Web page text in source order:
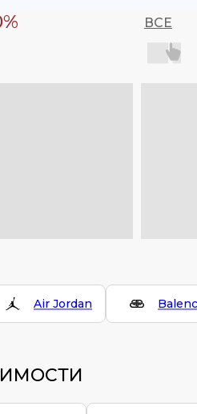
ВСЕ
Air Jordan